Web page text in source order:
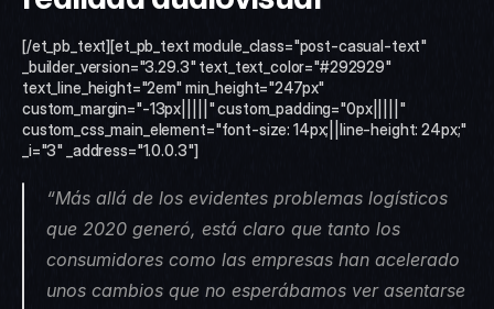
[/et_pb_text][et_pb_text module_class="post-casual-text"
_builder_version="3.29.3" text_text_color="#292929"
text_line_height="2em" min_height="247px"
custom_margin="-13px|||||" custom_padding="0px|||||"
custom_css_main_element="font-size: 14px;||line-height: 24px;"
_i="3" _address="1.0.0.3"]
“Más allá de los evidentes problemas logísticos
que 2020 generó, está claro que tanto los
consumidores como las empresas han acelerado
unos cambios que no esperábamos ver asentarse